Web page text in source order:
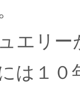
エリー
は１０